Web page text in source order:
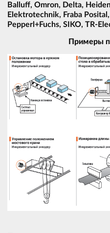
Balluff, Omron, Delta,
Elektrotechnik, Fraba
Pepperl+Fuchs, SIKO, TR-
Примеры